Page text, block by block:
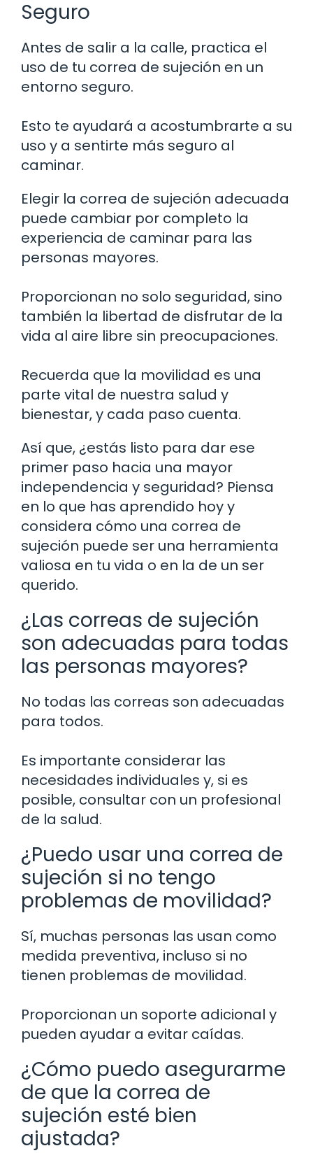
Seguro
Antes de salir a la calle, practica el
uso de tu correa de sujeción en un
entorno seguro.
Esto te ayudará a acostumbrarte a su
uso y a sentirte más seguro al
caminar.
Elegir la correa de sujeción adecuada
puede cambiar por completo la
experiencia de caminar para las
personas mayores.
Proporcionan no solo seguridad, sino
también la libertad de disfrutar de la
vida al aire libre sin preocupaciones.
Recuerda que la movilidad es una
parte vital de nuestra salud y
bienestar, y cada paso cuenta.
Así que, ¿estás listo para dar ese
primer paso hacia una mayor
independencia y seguridad? Piensa
en lo que has aprendido hoy y
considera cómo una correa de
sujeción puede ser una herramienta
valiosa en tu vida o en la de un ser
querido.
¿Las correas de sujeción
son adecuadas para todas
las personas mayores?
No todas las correas son adecuadas
para todos.
Es importante considerar las
necesidades individuales y, si es
posible, consultar con un profesional
de la salud.
¿Puedo usar una correa de
sujeción si no tengo
problemas de movilidad?
Sí, muchas personas las usan como
medida preventiva, incluso si no
tienen problemas de movilidad.
Proporcionan un soporte adicional y
pueden ayudar a evitar caídas.
¿Cómo puedo asegurarme
de que la correa de
sujeción esté bien
ajustada?